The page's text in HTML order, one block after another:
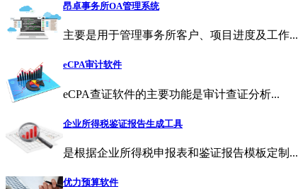
昂卓事务所OA管理系统
主要是用于管理事务所客户、项目进度及工作...
eCPA审计软件
eCPA查证软件的主要功能是审计查证分析...
企业所得税鉴证报告生成工具
是根据企业所得税申报表和鉴证报告模板定制...
优力预算软件